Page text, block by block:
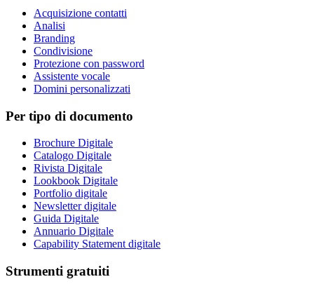
Acquisizione contatti
Analisi
Branding
Condivisione
Protezione con password
Assistente vocale
Domini personalizzati
Per tipo di documento
Brochure Digitale
Catalogo Digitale
Rivista Digitale
Lookbook Digitale
Portfolio digitale
Newsletter digitale
Guida Digitale
Annuario Digitale
Capability Statement digitale
Strumenti gratuiti